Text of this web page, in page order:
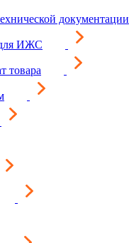
документации
ИЖС
товара